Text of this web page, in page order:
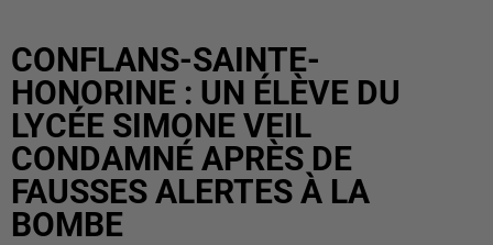
CONFLANS-SAINTE-
HONORINE : UN ÉLÈVE DU
LYCÉE SIMONE VEIL
CONDAMNÉ APRÈS DE
FAUSSES ALERTES À LA
BOMBE